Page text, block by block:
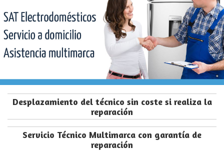
Desplazamiento del técnico sin coste si realiza la
reparación
Servicio Técnico Multimarca con garantía de
reparación